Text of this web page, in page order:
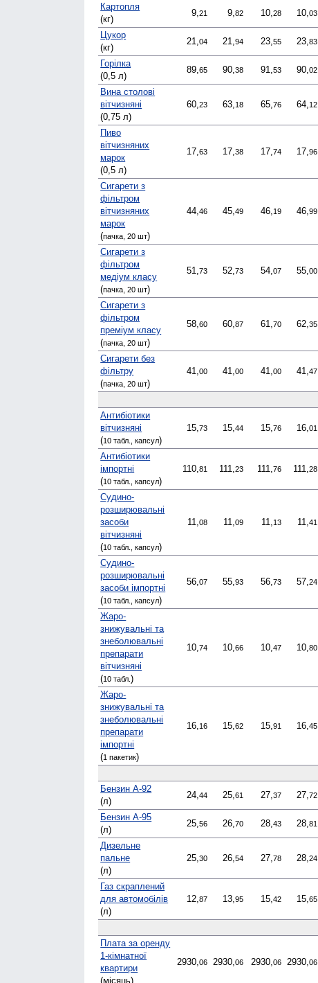
Картопля
(кг)
9,21 9,82 10,28 10,03
Цукор
(кг)
21,04 21,94 23,55 23,83
Горілка
(0,5 л)
89,65 90,38 91,53 90,02
Вина столові
вітчизняні
(0,75 л)
60,23 63, 18 65,76 64, 12
Пиво
вітчизняних
марок
(0,5 л)
17,63 17,38 17,74 17,96
Сигарети з
фільтром
вітчизняних
марок
(пачка, 20 шт)
44,46 45,49 46, 19 46,99
Сигарети з
фільтром
медіум класу
(пачка, 20 шт)
51,73 52,73 54,07 55,00
Сигарети з
фільтром
преміум класу
(пачка, 20 шт)
58,60 60,87 61,70 62,35
Сигарети без
фільтру
(пачка, 20 шт)
41,00 41,00 41,00 41,47
Антибіотики
вітчизняні
(10 табл., капсул)
15,73 15,44 15,76 16,01
Антибіотики
імпортні
(10 табл., капсул)
110,81 111,23 111,76 111,28
Судино­
розширювальні
засоби
вітчизняні
(10 табл., капсул)
11,08 11,09 11, 13 11,41
Судино­
розширювальні
засоби імпортні
(10 табл., капсул)
56,07 55,93 56,73 57,24
Жаро­
знижувальні та
знеболювальні
препарати
вітчизняні
(10 табл. )
10,74 10,66 10,47 10,80
Жаро­
знижувальні та
знеболювальні
препарати
імпортні
(1 пакетик)
16, 16 15,62 15,91 16,45
Бензин А-92
(л)
24,44 25,61 27,37 27,72
Бензин А-95
(л)
25,56 26,70 28,43 28,81
Дизельне
пальне
(л)
25,30 26,54 27,78 28,24
Газ скраплений
для автомобілів
(л)
12,87 13,95 15,42 15,65
Плата за оренду
1-кімнатної
квартири
(місяць)
2930,06 2930,06 2930,06 2930,06